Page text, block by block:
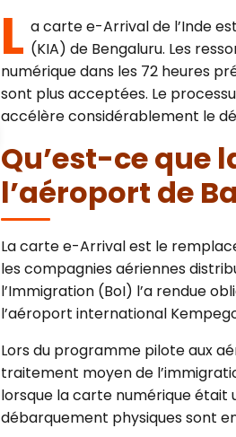
L a carte e-Arrival de l’Inde
(KIA) de Bengaluru. Les
numérique dans les 72 heures
sont plus acceptées. Le
accélère considérablement le
Qu’est-ce que
l’aéroport de
La carte e-Arrival est le
les compagnies aériennes
l’Immigration (BoI) l’a rendue
l’aéroport international
Lors du programme pilote aux
traitement moyen de
lorsque la carte numérique était
débarquement physiques sont